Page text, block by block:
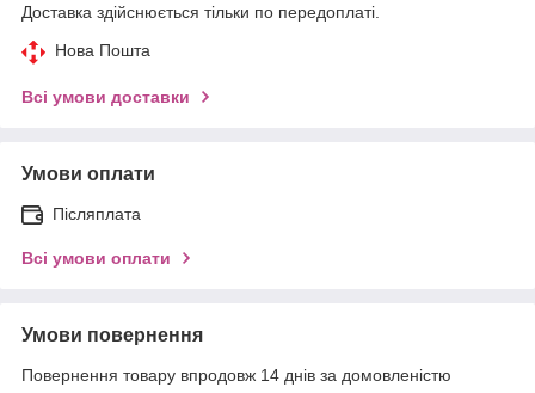
Доставка здійснюється тільки по передоплаті.
Нова Пошта
Всі умови доставки
Умови оплати
Післяплата
Всі умови оплати
Умови повернення
Повернення товару впродовж 14 днів за домовленістю